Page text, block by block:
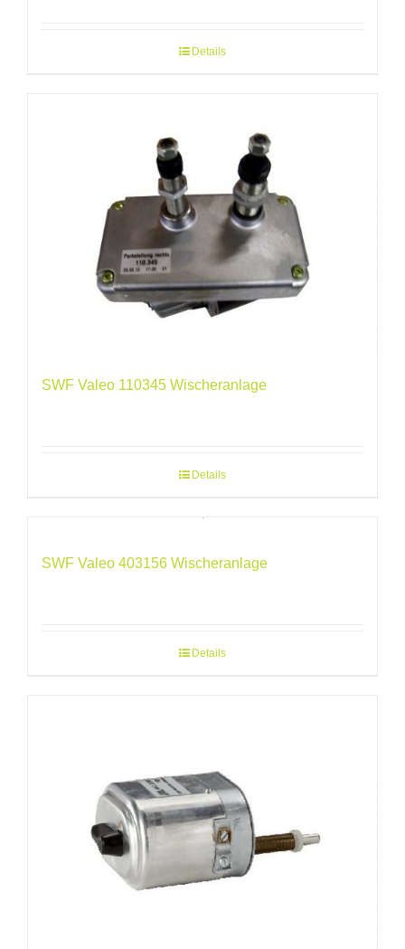
Details
SWF Valeo 110345 Wischeranlage
Details
SWF Valeo 403156 Wischeranlage
Details